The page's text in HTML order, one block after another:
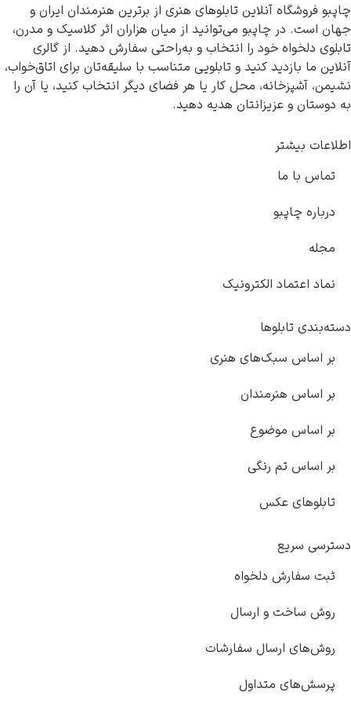
آنلاین تابلوهای هنری از برترین هنرمندان ایران و
در چاپبو می‌توانید از میان هزاران اثر کلاسیک و مدرن،
خود را انتخاب و به‌راحتی سفارش دهید. از گالری
کنید و تابلویی متناسب با سلیقه‌تان برای اتاق‌خواب،
محل کار یا هر فضای دیگر انتخاب کنید، یا آن را
و عزیزانتان هدیه دهید.
ما
الکترونیک
سبک‌های هنری
هنرمندان
موضوع
تم رنگی
عکس
دلخواه
و ارسال
ارسال سفارشات
متداول